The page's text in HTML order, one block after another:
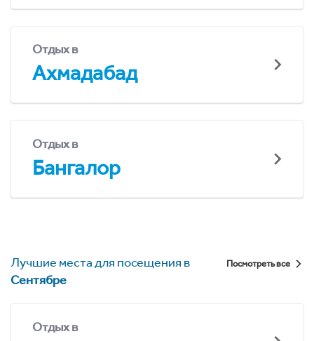
Отдых в
Ахмадабад
Отдых в
Бангалор
Лучшие места для посещения в
Сентябре
Посмотреть все
Отдых в